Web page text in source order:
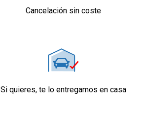
Cancelación sin coste
Si quieres, te lo entregamos en casa